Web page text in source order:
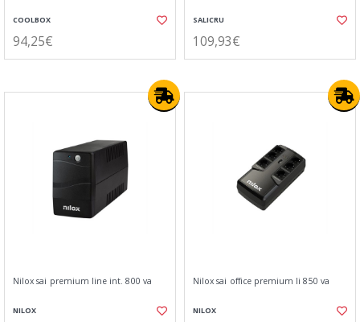
COOLBOX
94,25€
SALICRU
109,93€
Nilox sai premium line int. 800 va
NILOX
Nilox sai office premium li 850 va
NILOX